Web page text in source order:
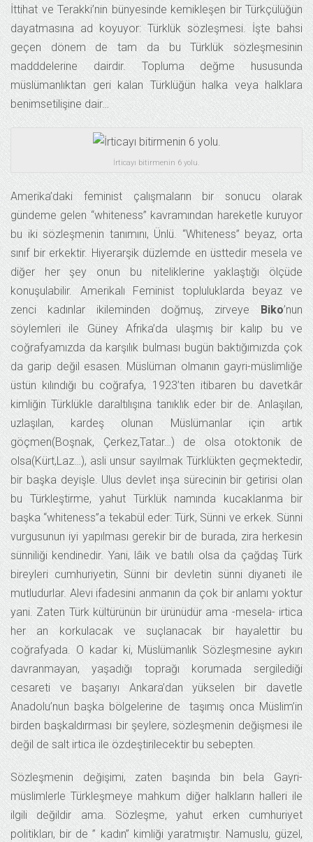
İttihat ve Terakki’nin bünyesinde kemikleşen bir Türkçülüğün
dayatmasına ad koyuyor: Türklük sözleşmesi. İşte bahsi
geçen dönem de tam da bu Türklük sözleşmesinin
madddelerine dairdir. Topluma değme hususunda
müslümanlıktan geri kalan Türklüğün halka veya halklara
benimsetilişine dair…
İrticayı bitirmenin 6 yolu.
Amerika’daki feminist çalışmaların bir sonucu olarak
gündeme gelen “whiteness” kavramından hareketle kuruyor
bu iki sözleşmenin tanımını, Ünlü. “Whiteness” beyaz, orta
sınıf bir erkektir. Hiyerarşik düzlemde en üsttedir mesela ve
diğer her şey onun bu niteliklerine yaklaştığı ölçüde
konuşulabilir. Amerikalı Feminist topluluklarda beyaz ve
zenci kadınlar ikileminden doğmuş, zirveye
Biko’nun
söylemleri ile Güney Afrika’da ulaşmış bir kalıp bu ve
coğrafyamızda da karşılık bulması bugün baktığımızda çok
da garip değil esasen. Müslüman olmanın gayri-müslimliğe
üstün kılındığı bu coğrafya, 1923’ten itibaren bu davetkâr
kimliğin Türklükle daraltılışına tanıklık eder bir de. Anlaşılan,
uzlaşılan, kardeş olunan Müslümanlar için artık
göçmen(Boşnak, Çerkez,Tatar…) de olsa otoktonik de
olsa(Kürt,Laz…), asli unsur sayılmak Türklükten geçmektedir,
bir başka deyişle. Ulus devlet inşa sürecinin bir getirisi olan
bu Türkleştirme, yahut Türklük namında kucaklanma bir
başka “whiteness”a tekabül eder: Türk, Sünni ve erkek. Sünni
vurgusunun iyi yapılması gerekir bir de burada, zira herkesin
sünniliği kendinedir. Yani, lâik ve batılı olsa da çağdaş Türk
bireyleri cumhuriyetin, Sünni bir devletin sünni diyaneti ile
mutludurlar. Alevi ifadesini anmanın da çok bir anlamı yoktur
yani. Zaten Türk kültürünün bir ürünüdür ama -mesela- irtica
her an korkulacak ve suçlanacak bir hayalettir bu
coğrafyada. O kadar ki, Müslümanlık Sözleşmesine aykırı
davranmayan, yaşadığı toprağı korumada sergilediği
cesareti ve başarıyı Ankara’dan yükselen bir davetle
Anadolu’nun başka bölgelerine de taşımış onca Müslim’in
birden başkaldırması bir şeylere, sözleşmenin değişmesi ile
değil de salt irtica ile özdeştirilecektir bu sebepten.
Sözleşmenin değişimi, zaten başında bin bela Gayri-
müslimlerle Türkleşmeye mahkum diğer halkların halleri ile
ilgili değildir ama. Sözleşme, yahut erken cumhuriyet
politikları, bir de ” kadın” kimliği yaratmıştır. Namuslu, güzel,